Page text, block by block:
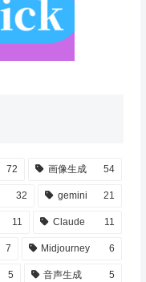
72 画像生成 54
32 gemini 21
11 Claude 11
7 Midjourney 6
5 音声生成 5